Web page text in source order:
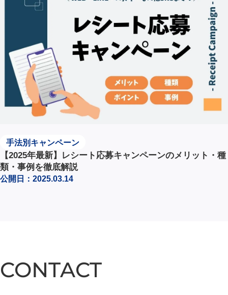
手法別キャンペーン
【2025年最新】レシート応募キャンペーンのメリット・種
類・事例を徹底解説
公開日：2025.03.14
CONTACT
CONTACT